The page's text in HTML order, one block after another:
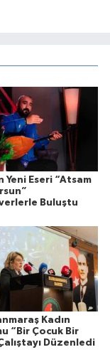
Yeni Eseri “Atsam
Buluştu
Kadın
“Bir Çocuk Bir
Düzenledi